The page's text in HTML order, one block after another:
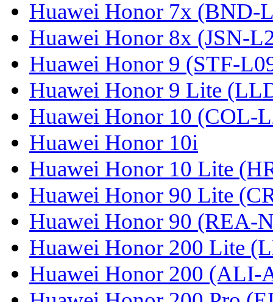
Huawei Honor 7x (BND-
Huawei Honor 8x (JSN-
Huawei Honor 9 (STF-
Huawei Honor 9 Lite
Huawei Honor 10 (COL-
Huawei Honor 10i
Huawei Honor 10 Lite
Huawei Honor 90 Lite
Huawei Honor 90 (REA-
Huawei Honor 200 Lite
Huawei Honor 200 (ALI-